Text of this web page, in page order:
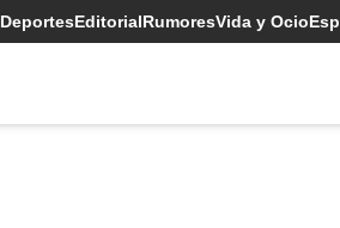
DeportesEditorialRumoresVida y Ocio